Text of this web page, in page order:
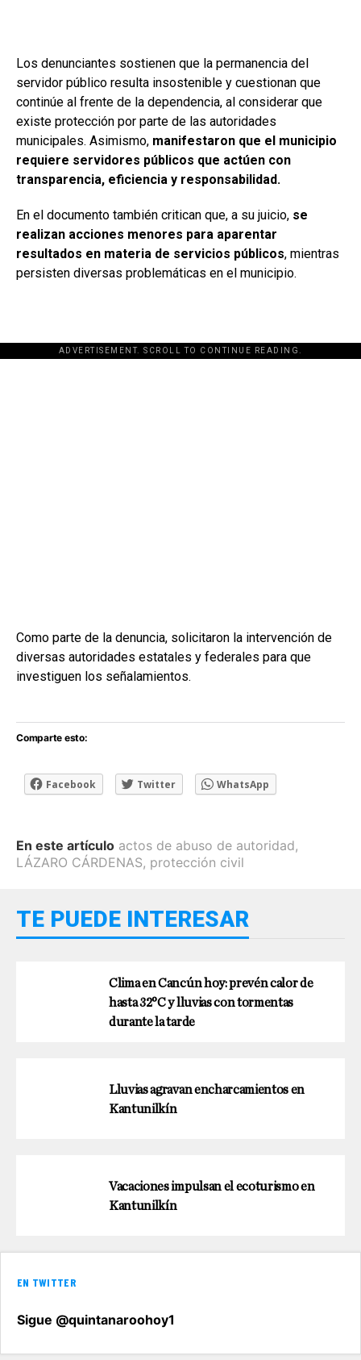
Los denunciantes sostienen que la permanencia del
servidor público resulta insostenible y cuestionan que
continúe al frente de la dependencia, al considerar que
existe protección por parte de las autoridades
municipales. Asimismo, manifestaron que el municipio
requiere servidores públicos que actúen con
transparencia, eficiencia y responsabilidad.
En el documento también critican que, a su juicio, se
realizan acciones menores para aparentar
resultados en materia de servicios públicos, mientras
persisten diversas problemáticas en el municipio.
ADVERTISEMENT. SCROLL TO CONTINUE READING.
[adsforwp id="243463"]
Como parte de la denuncia, solicitaron la intervención de
diversas autoridades estatales y federales para que
investiguen los señalamientos.
Comparte esto:
Facebook Twitter WhatsApp
En este artículo actos de abuso de autoridad,
LÁZARO CÁRDENAS, protección civil
TE PUEDE INTERESAR
Clima en Cancún hoy: prevén calor de
hasta 32°C y lluvias con tormentas
durante la tarde
Lluvias agravan encharcamientos en
Kantunilkín
Vacaciones impulsan el ecoturismo en
Kantunilkín
EN TWITTER
Sigue @quintanaroohoy1